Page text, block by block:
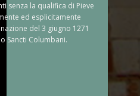
senza la qualifica di Pieve
ed esplicitamente
del 3 giugno 1271
Sancti Columbani.